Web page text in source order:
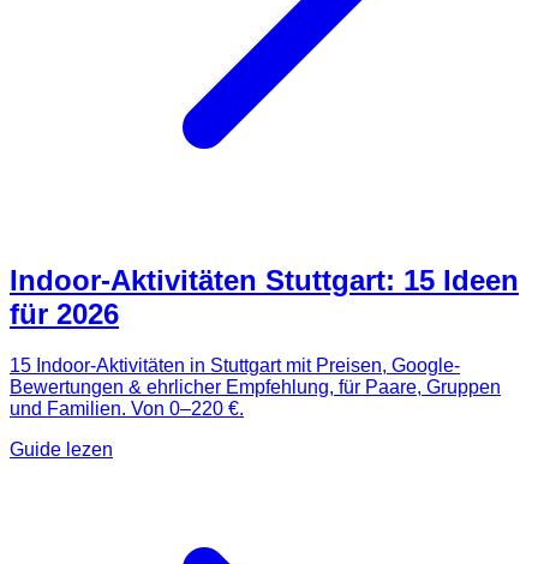
Indoor-Aktivitäten Stuttgart: 15 Ideen
für 2026
15 Indoor-Aktivitäten in Stuttgart mit Preisen, Google-
Bewertungen & ehrlicher Empfehlung, für Paare, Gruppen
und Familien. Von 0–220 €.
Guide lezen